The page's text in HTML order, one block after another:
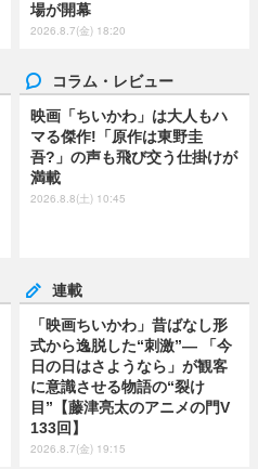
場が開幕
2026.8.7(金) 18:20
コラム・レビュー
映画「ちいかわ」は大人もハ
マる傑作!「原作は東野圭
吾?」の声も飛び交う仕掛けが
満載
2026.8.8(土) 10:45
連載
「映画ちいかわ」昔ばなし形
式から逸脱した“刺激”― 「今
日の日はさようなら」が観客
に意識させる物語の“裂け
目”【藤津亮太のアニメの門V
133回】
2026.8.7(金) 19:15